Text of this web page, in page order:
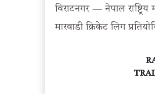
विराटनगर — नेपाल
मारवाडी क्रिकेट लिग